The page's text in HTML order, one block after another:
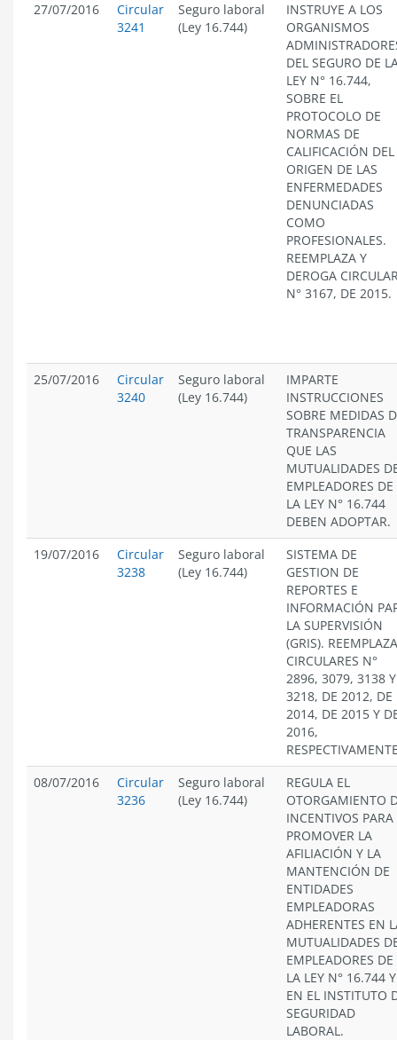
27/07/2016
Circular
3241
Seguro laboral
(Ley 16.744)
INSTRUYE A LOS
ORGANISMOS
DEL SEGURO DE
LEY N° 16.744,
SOBRE EL
PROTOCOLO DE
NORMAS DE
CALIFICACIÓN DEL
ORIGEN DE LAS
ENFERMEDADES
DENUNCIADAS
COMO
PROFESIONALES.
REEMPLAZA Y
DEROGA
N° 3167, DE 2015.
25/07/2016
Circular
3240
Seguro laboral
(Ley 16.744)
IMPARTE
INSTRUCCIONES
SOBRE MEDIDAS
TRANSPARENCIA
QUE LAS
MUTUALIDADES
EMPLEADORES DE
LA LEY N° 16.744
DEBEN ADOPTAR.
19/07/2016
Circular
3238
Seguro laboral
(Ley 16.744)
SISTEMA DE
GESTION DE
REPORTES E
INFORMACIÓN
LA SUPERVISIÓN
(GRIS). REEMPLAZA
CIRCULARES N°
2896, 3079, 3138 Y
3218, DE 2012, DE
2014, DE 2015 Y
2016,
08/07/2016
Circular
3236
Seguro laboral
(Ley 16.744)
REGULA EL
OTORGAMIENTO
INCENTIVOS PARA
PROMOVER LA
AFILIACIÓN Y LA
MANTENCIÓN DE
ENTIDADES
EMPLEADORAS
ADHERENTES EN
MUTUALIDADES
EMPLEADORES DE
LA LEY N° 16.744 Y
EN EL INSTITUTO
SEGURIDAD
LABORAL.